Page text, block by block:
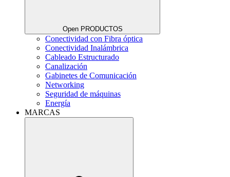
Open PRODUCTOS
Conectividad con Fibra óptica
Conectividad Inalámbrica
Cableado Estructurado
Canalización
Gabinetes de Comunicación
Networking
Seguridad de máquinas
Energía
MARCAS